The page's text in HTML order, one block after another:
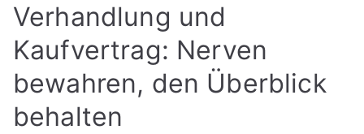
Verhandlung und
Kaufvertrag: Nerven
bewahren, den Überblick
behalten